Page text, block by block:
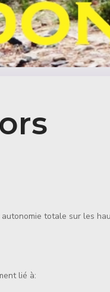
totale sur les
lié à: